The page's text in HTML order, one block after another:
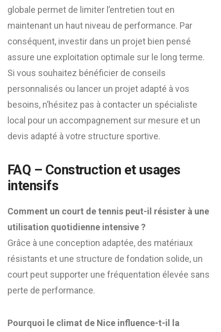
globale permet de limiter l’entretien tout en
maintenant un haut niveau de performance. Par
conséquent, investir dans un projet bien pensé
assure une exploitation optimale sur le long terme.
Si vous souhaitez bénéficier de conseils
personnalisés ou lancer un projet adapté à vos
besoins, n’hésitez pas à contacter un spécialiste
local pour un accompagnement sur mesure et un
devis adapté à votre structure sportive.
FAQ – Construction et usages
intensifs
Comment un court de tennis peut-il résister à une
utilisation quotidienne intensive ?
Grâce à une conception adaptée, des matériaux
résistants et une structure de fondation solide, un
court peut supporter une fréquentation élevée sans
perte de performance.
Pourquoi le climat de Nice influence-t-il la